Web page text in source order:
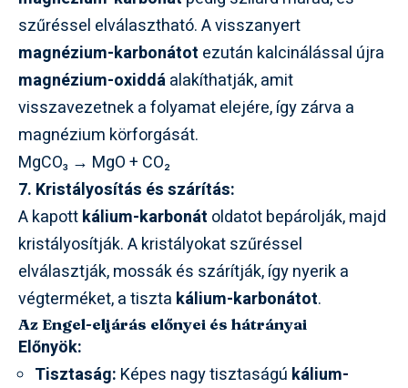
szűréssel elválasztható. A visszanyert
magnézium-karbonátot ezután kalcinálással újra
magnézium-oxiddáalakíthatják, amit
visszavezetnek a folyamat elejére, így zárva a
magnézium körforgását.
MgCO₃ → MgO + CO₂
7. Kristályosítás és szárítás:
A kapottkálium-karbonát oldatot bepárolják, majd
kristályosítják. A kristályokat szűréssel
elválasztják, mossák és szárítják, így nyerik a
végterméket, a tiszta kálium-karbonátot.
Az Engel-eljárás előnyei és hátrányai
Előnyök:
Tisztaság: Képes nagy tisztaságú kálium-